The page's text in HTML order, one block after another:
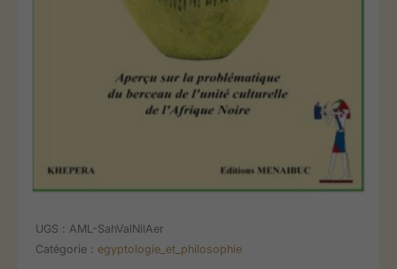
UGS : AML-SahValNilAer
Catégorie : egyptologie_et_philosophie